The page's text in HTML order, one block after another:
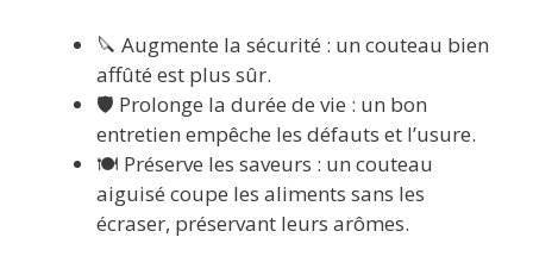
🔪 Augmente la sécurité : un couteau bien
affûté est plus sûr.
🛡️ Prolonge la durée de vie : un bon
entretien empêche les défauts et l’usure.
🍽️ Préserve les saveurs : un couteau
aiguisé coupe les aliments sans les
écraser, préservant leurs arômes.